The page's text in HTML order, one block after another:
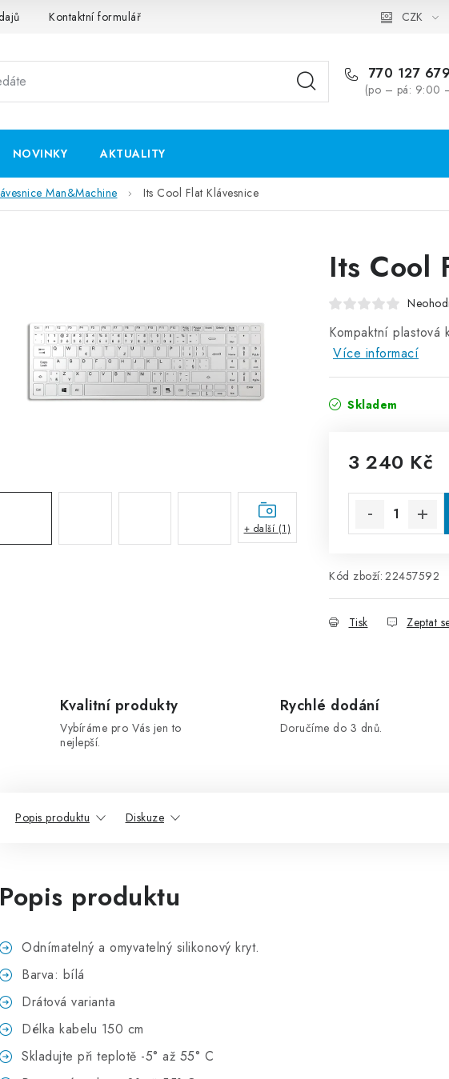
Kontaktní formulář CZK
770 127 679
(po – pá: 9:00
NOVINKY AKTUALITY
Man&Machine Its Cool Flat Klávesnice
Its Cool
Kompaktní plastová
Více informací
Skladem
3 240 Kč
Kód zboží: 22457592
Tisk Zeptat
+ další (1)
Kvalitní produkty
Vybíráme pro Vás jen to
nejlepší.
Rychlé dodání
Doručíme do 3 dnů.
Popis produktu Diskuze
Popis produktu
Odnímatelný a omyvatelný silikonový kryt.
Barva: bílá
Drátová varianta
Délka kabelu 150 cm
Skladujte při teplotě -5° až 55° C